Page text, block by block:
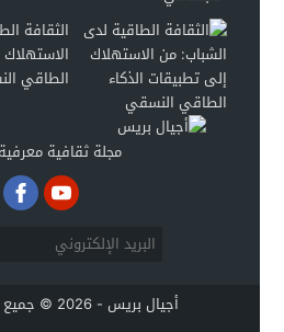
الثقافة
الطاقي
مجلة ثقافية
أجيال بريس - 2026 © جميع الحقوق محفوظة